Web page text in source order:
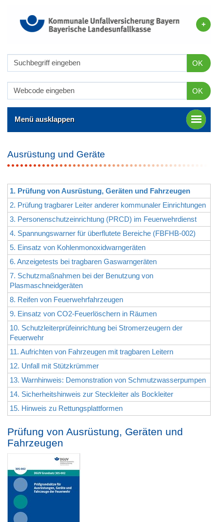
OK
OK
Menü ausklappen
Ausrüstung und Geräte
1. Prüfung von Ausrüstung, Geräten und Fahrzeugen
2. Prüfung tragbarer Leiter anderer kommunaler Einrichtungen
3. Personenschutzeinrichtung (PRCD) im Feuerwehrdienst
4. Spannungswarner für überflutete Bereiche (FBFHB-002)
5. Einsatz von Kohlenmonoxidwarngeräten
6. Anzeigetests bei tragbaren Gaswarngeräten
7. Schutzmaßnahmen bei der Benutzung von
Plasmaschneidgeräten
8. Reifen von Feuerwehrfahrzeugen
9. Einsatz von CO2-Feuerlöschern in Räumen
10. Schutzleiterprüfeinrichtung bei Stromerzeugern der
Feuerwehr
11. Aufrichten von Fahrzeugen mit tragbaren Leitern
12. Unfall mit Stützkrümmer
13. Warnhinweis: Demonstration von Schmutzwasserpumpen
14. Sicherheitshinweis zur Steckleiter als Bockleiter
15. Hinweis zu Rettungsplattformen
Prüfung von Ausrüstung, Geräten und
Fahrzeugen